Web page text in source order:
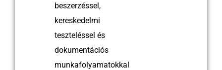
beszerzéssel,
kereskedelmi
teszteléssel és
dokumentációs
munkafolyamatokkal